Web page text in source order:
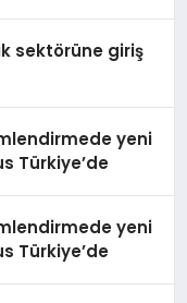
sektörüne giriş
yeni
Türkiye’de
yeni
Türkiye’de